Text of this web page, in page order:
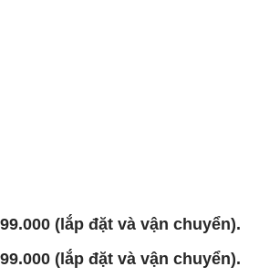
(lắp đặt và vận chuyển).
(lắp đặt và vận chuyển).